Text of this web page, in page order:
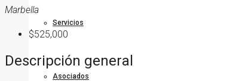
Servicios
Asociados
Marbella
$525,000
Descripción general